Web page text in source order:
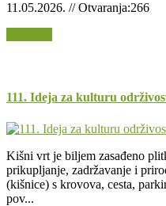
11.05.2026. // Otvaranja:266
111. Ideja za kulturu
Kišni vrt je biljem zasađeno
prikupljanje, zadržavanje i
(kišnice) s krovova, cesta,
pov...